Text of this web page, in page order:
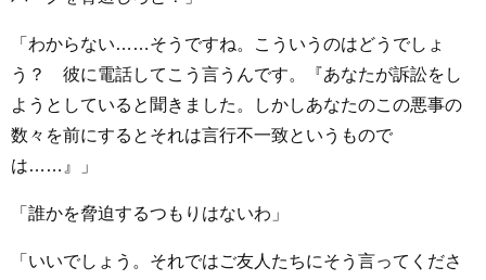
「わからない……そうですね。こういうのはどうでしょ
う？ 彼に電話してこう言うんです。『あなたが訴訟をし
ようとしていると聞きました。しかしあなたのこの悪事の
数々を前にするとそれは言行不一致というもので
は……』」
「誰かを脅迫するつもりはないわ」
「いいでしょう。それではご友人たちにそう言ってくださ